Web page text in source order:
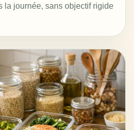
la journée, sans objectif rigide